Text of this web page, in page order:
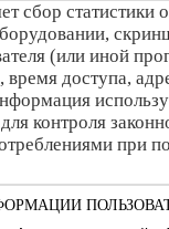
сбор
(или иной
время доступа,
контроля
при